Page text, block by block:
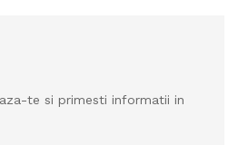
te si primesti informatii in